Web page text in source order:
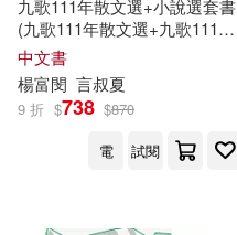
九歌111年散文選+小說選套書
(九歌111年散文選+九歌111年
小說選)
中文書
楊富閔 言叔夏
9 折 $738 $870
電
試閱